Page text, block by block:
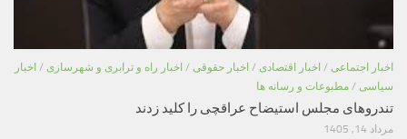
اخبار اجتماعی / اخبار اقتصادی / اخبار حقوقی / اخبار راه و ترابری و شهرسازی / اخبار
سیاسی / مطبوعات و رسانه ها
تندروهای مجلس استیضاح عراقچی را کلید زدند
مرداد 14, 1405